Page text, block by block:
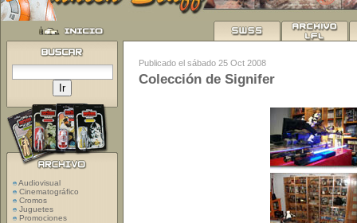
Publicado el sábado 25 Oct 2008
Colección de Signifer
Audiovisual
Cinematográfico
Cromos
Juguetes
Promociones